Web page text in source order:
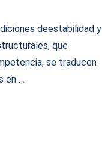
deestabilidad y
que
se traducen
en …